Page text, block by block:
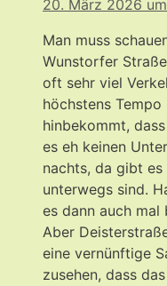
20. März 2026
Man muss
Wunstorfer
oft sehr viel
höchstens
hinbekommt,
es eh keinen
nachts, da gibt
unterwegs sind.
es dann auch mal
Aber
eine vernünftige
zusehen, dass